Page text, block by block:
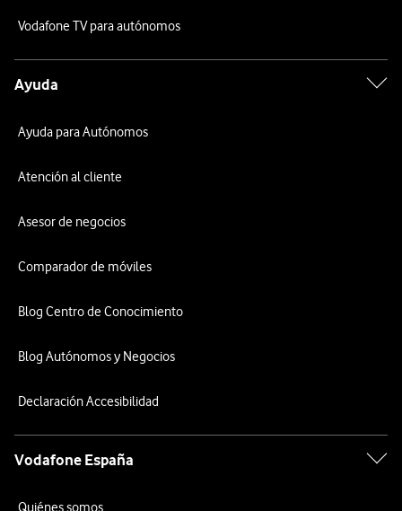
Vodafone TV para autónomos
Ayuda
Ayuda para Autónomos
Atención al cliente
Asesor de negocios
Comparador de móviles
Blog Centro de Conocimiento
Blog Autónomos y Negocios
Declaración Accesibilidad
Vodafone España
Quiénes somos